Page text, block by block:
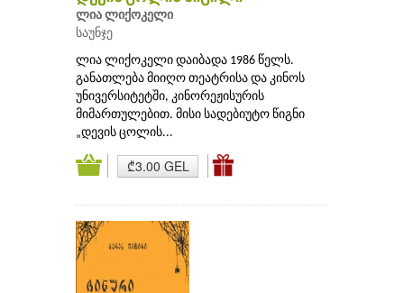
ლია ლიქოკელი
საუნჯე
ლია ლიქოკელი დაიბადა 1986 წელს.
განათლება მიიღო თეატრისა და კინოს
უნივერსიტეტში, კინორეჟისურის
მიმართულებით. მისი სადებიუტო წიგნი
„დევის ცოლის...
₾3.00 GEL